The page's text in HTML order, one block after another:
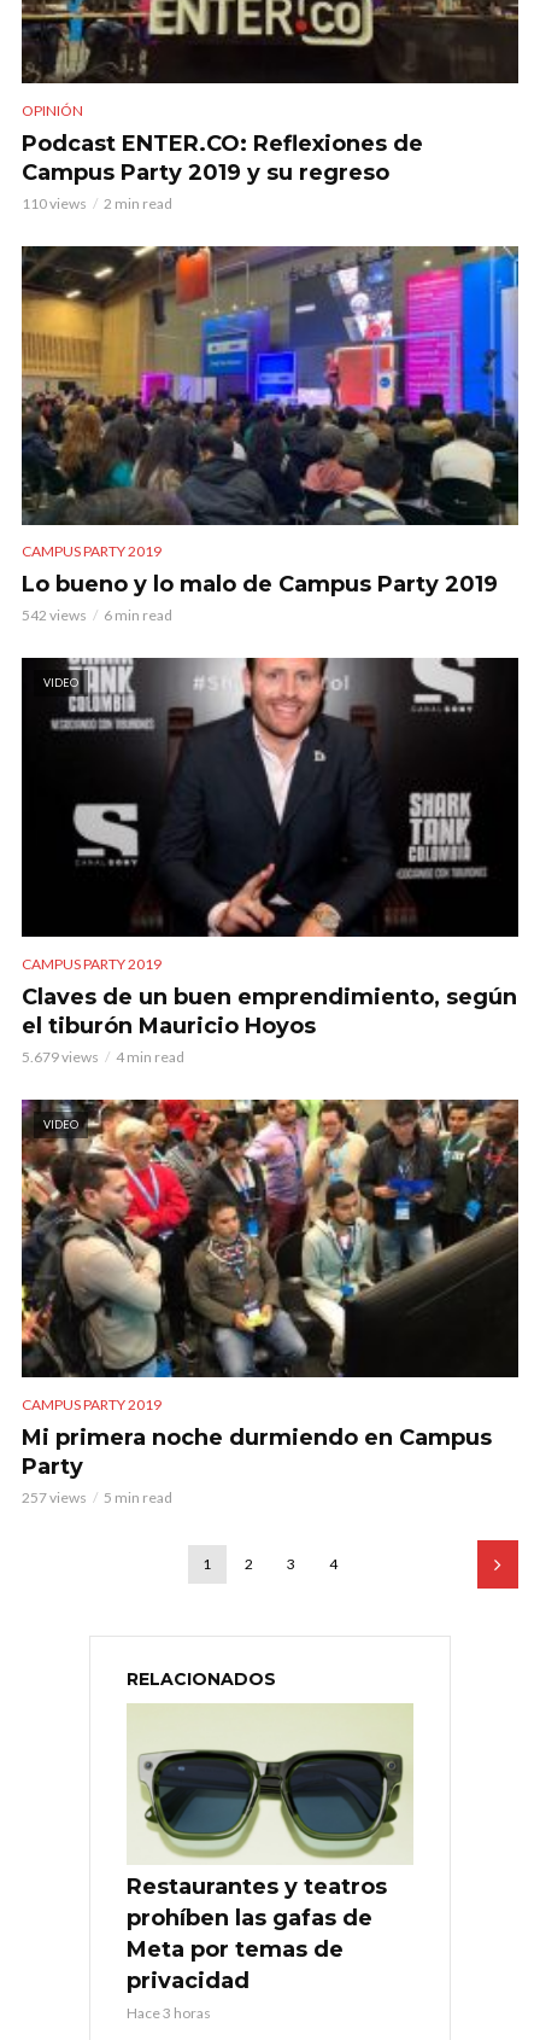
OPINIÓN
Podcast ENTER.CO: Reflexiones de
Campus Party 2019 y su regreso
110 views 2 min read
CAMPUS PARTY 2019
Lo bueno y lo malo de Campus Party 2019
542 views 6 min read
VIDEO
CAMPUS PARTY 2019
Claves de un buen emprendimiento, según
el tiburón Mauricio Hoyos
5.679 views 4 min read
VIDEO
CAMPUS PARTY 2019
Mi primera noche durmiendo en Campus
Party
257 views 5 min read
1 2 3 4
RELACIONADOS
Restaurantes y teatros
prohíben las gafas de
Meta por temas de
privacidad
Hace 3 horas